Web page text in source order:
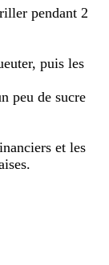
pendant 2
puis les
peu de sucre
et les